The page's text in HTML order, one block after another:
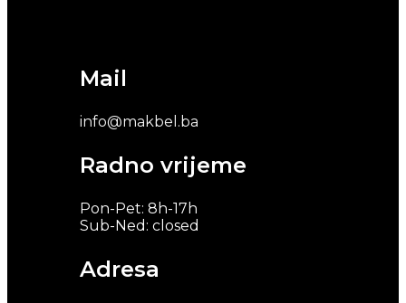
Mail
info@makbel.ba
Radno vrijeme
Pon-Pet: 8h-17h
Sub-Ned: closed
Adresa